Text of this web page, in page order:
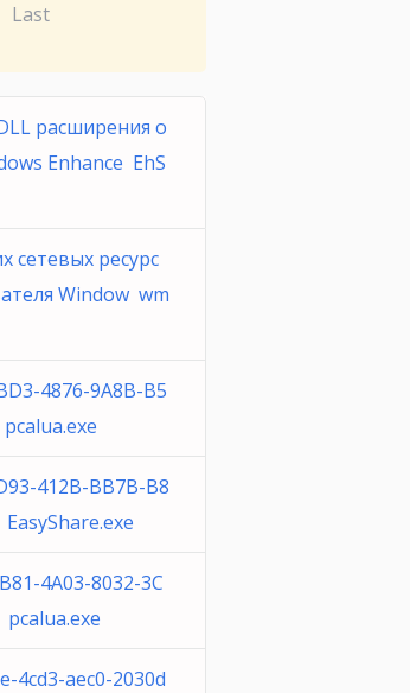
Last
расширения о
Enhance EhS
сетевых ресурс
Window wm
4876-9A8B-B5
412B-BB7B-B8
4A03-8032-3C
4cd3-aec0-2030d